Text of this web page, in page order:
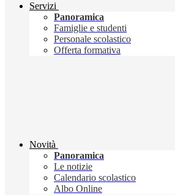
Servizi
Panoramica
Famiglie e studenti
Personale scolastico
Offerta formativa
Novità
Panoramica
Le notizie
Calendario scolastico
Albo Online